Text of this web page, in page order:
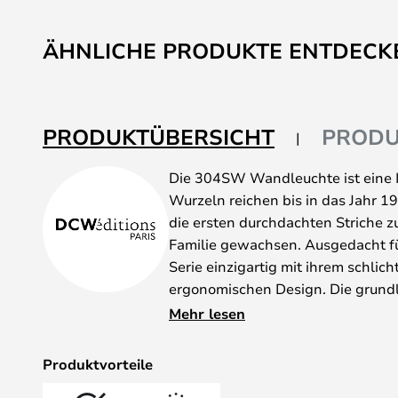
ÄHNLICHE PRODUKTE
PRODUKTÜBERSICHT
Die 304SW Wandleuchte ist eine
Wurzeln reichen bis in das Jahr
die ersten durchdachten Striche
Familie gewachsen. Ausgedacht
Serie einzigartig mit ihrem
ergonomischen Design. Die
Schrauben noch Schweißnähte.
Mehr lesen
Produktvorteile